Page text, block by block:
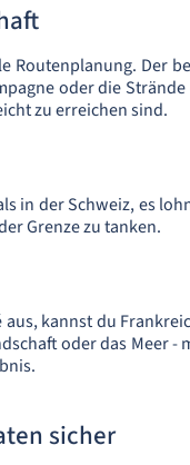
Routenplanung. Der
oder die
zu erreichen sind.
in der Schweiz, es
Grenze zu tanken.
kannst du
oder das Meer -
sicher